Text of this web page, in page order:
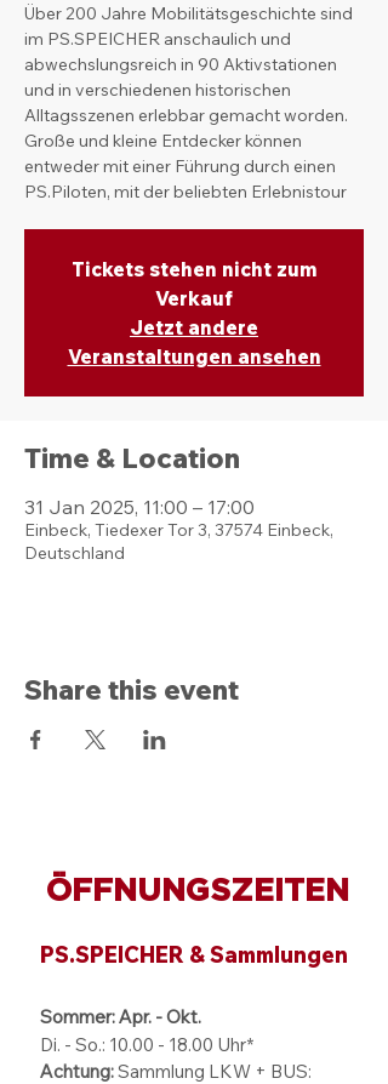
Über 200 Jahre Mobilitätsgeschichte sind
im PS.SPEICHER anschaulich und
abwechslungsreich in 90 Aktivstationen
und in verschiedenen historischen
Alltagsszenen erlebbar gemacht worden.
Große und kleine Entdecker können
entweder mit einer Führung durch einen
PS.Piloten, mit der beliebten Erlebnistour
Tickets stehen nicht zum
Verkauf
Jetzt andere
Veranstaltungen ansehen
Time & Location
31 Jan 2025, 11:00 – 17:00
Einbeck, Tiedexer Tor 3, 37574 Einbeck,
Deutschland
Share this event
ÖFFNUNGSZEITEN
PS.SPEICHER & Sammlungen
Sommer: Apr. - Okt.
Di. - So.: 10.00 - 18.00 Uhr*
Achtung:Sammlung LKW + BUS: